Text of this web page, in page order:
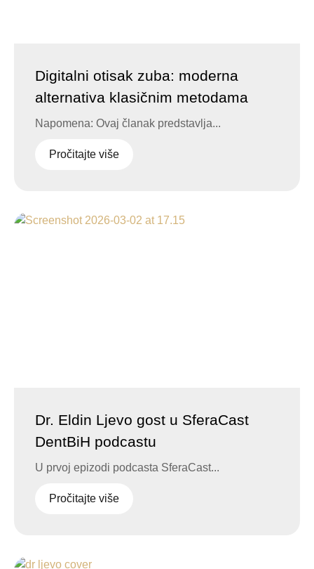
Digitalni otisak zuba: moderna
alternativa klasičnim metodama
Napomena: Ovaj članak predstavlja...
Pročitajte više
Dr. Eldin Ljevo gost u SferaCast
DentBiH podcastu
U prvoj epizodi podcasta SferaCast...
Pročitajte više